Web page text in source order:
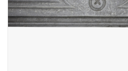
Vloeren - Steen, Terra Cotta
& Marmer